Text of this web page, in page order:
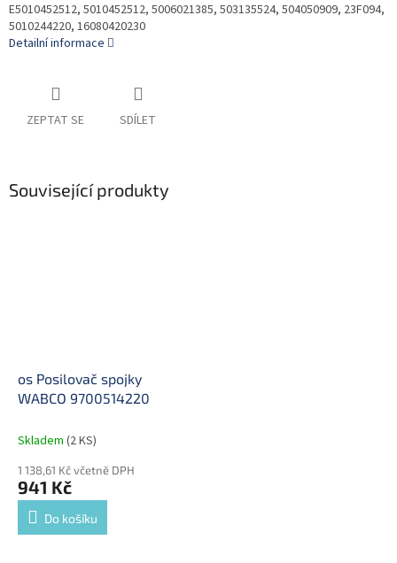
E5010452512, 5010452512, 5006021385, 503135524, 504050909, 23F094,
5010244220, 16080420230
Detailní informace
ZEPTAT SE SDÍLET
Související produkty
os Posilovač spojky
WABCO 9700514220
Skladem (2 KS)
1 138,61 Kč včetně DPH
941 Kč
Do košíku